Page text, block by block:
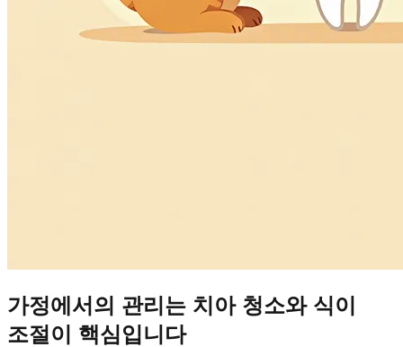
가정에서의 관리는 치아 청소와 식이
조절이 핵심입니다